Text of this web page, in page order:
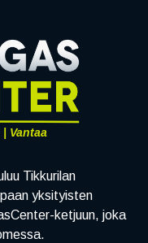
Vantaa
Tikkurilan
yksityisten
ketjuun, joka